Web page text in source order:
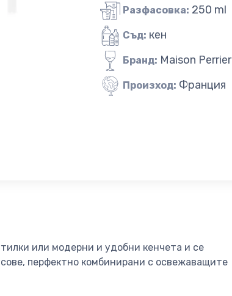
Разфасовка: 250 ml
Съд: кен
Бранд: Maison Perrier
Произход: Франция
или модерни и удобни кенчета и се
перфектно комбинирани с освежаващите